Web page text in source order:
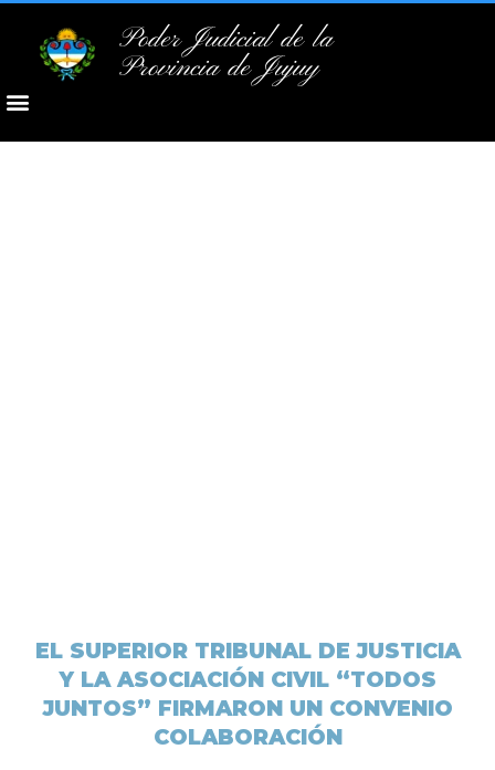
Poder Judicial de la
Provincia de Jujuy
EL SUPERIOR TRIBUNAL DE JUSTICIA
Y LA ASOCIACIÓN CIVIL “TODOS
JUNTOS” FIRMARON UN CONVENIO
COLABORACIÓN